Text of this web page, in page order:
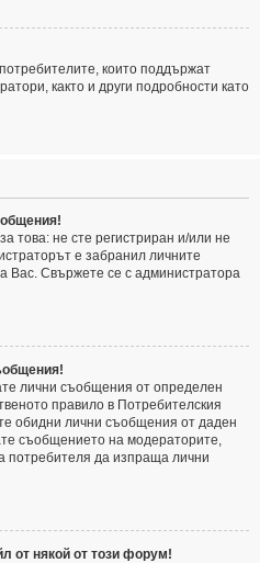
които поддържат
както и други подробности като
това: не сте регистриран и/или не
е забранил личните
Вас. Свържете се с администратора
лични съобщения от определен
правило в Потребителския
обидни лични съобщения от даден
съобщението на модераторите,
потребителя да изпраща лични
от някой от този форум!